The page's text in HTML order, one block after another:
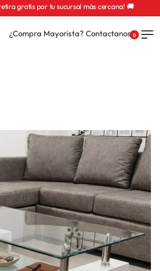
gratis por tu sucursal más cercana! 🚚
¿Compra Mayorista? Contactanos 0